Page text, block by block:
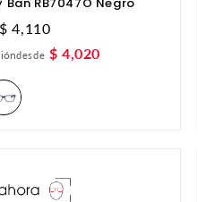
Precio
habitual
$ 4,110
desde $ 4,020